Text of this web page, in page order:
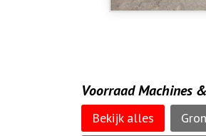
Voorraad Machines
Bekijk alles